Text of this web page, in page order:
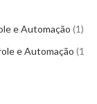
e Automação 1
e Automação 1